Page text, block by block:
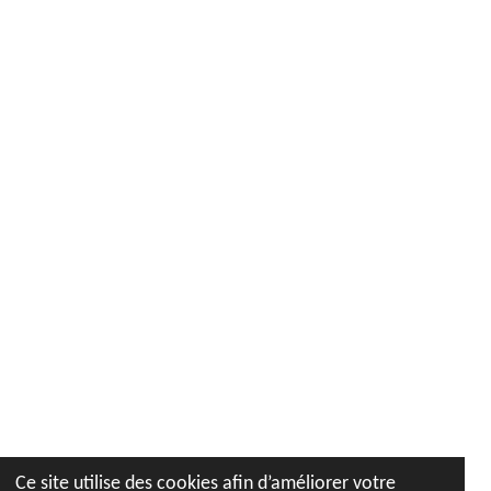
Ce site utilise des cookies afin d’améliorer votre